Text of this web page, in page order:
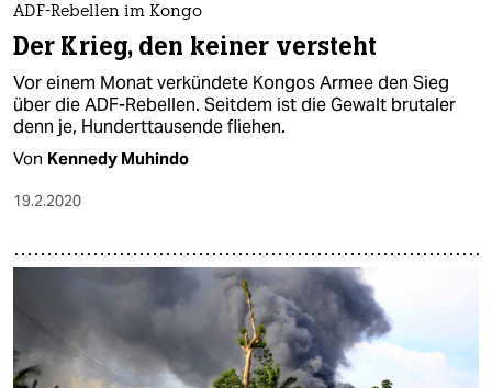
ADF-Rebellen im Kongo
Der Krieg, den keiner versteht
Vor einem Monat verkündete Kongos Armee den Sieg
über die ADF-Rebellen. Seitdem ist die Gewalt brutaler
denn je, Hunderttausende fliehen.
Von Kennedy Muhindo
19.2.2020